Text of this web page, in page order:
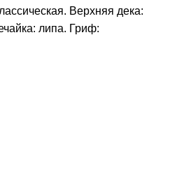
Верхняя дека:
липа. Гриф: